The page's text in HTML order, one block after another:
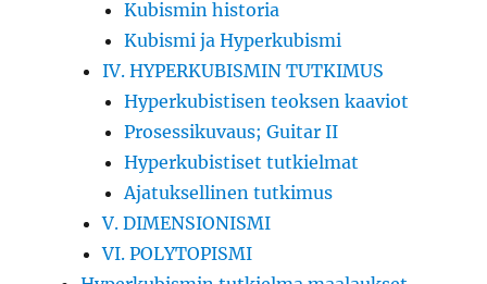
Kubismin historia
Kubismi ja Hyperkubismi
IV. HYPERKUBISMIN TUTKIMUS
Hyperkubistisen teoksen kaaviot
Prosessikuvaus; Guitar II
Hyperkubistiset tutkielmat
Ajatuksellinen tutkimus
V. DIMENSIONISMI
VI. POLYTOPISMI